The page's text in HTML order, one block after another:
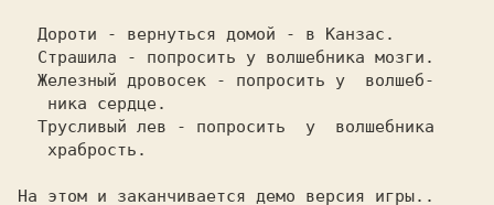
Дороти
- вернуться домой - в Канзас.
Страшила
- попросить у волшебника мозги.
Железный дровосек
- попросить у  волшеб-
Трусливый лев
- попросить  у  волшебника
На этом и заканчивается демо версия игры..